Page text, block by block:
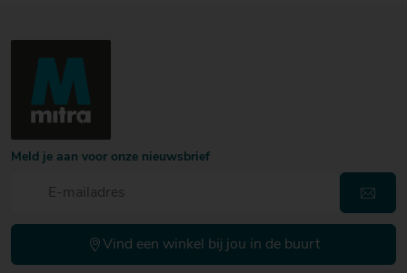
Meld je aan voor onze nieuwsbrief
Vind een winkel bij jou in de buurt